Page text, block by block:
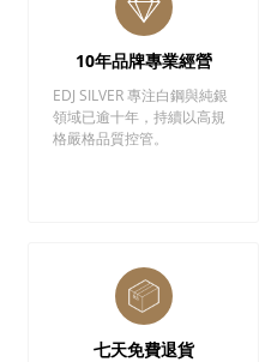
10年品牌專業經營
EDJ SILVER 專注白鋼與純銀
領域已逾十年，持續以高規
格嚴格品質控管。
七天免費退貨